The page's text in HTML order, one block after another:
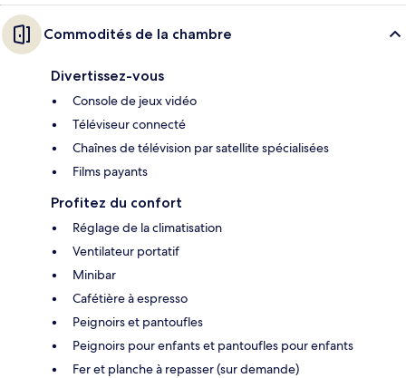
Commodités de la chambre
Divertissez-vous
Console de jeux vidéo
Téléviseur connecté
Chaînes de télévision par satellite spécialisées
Films payants
Profitez du confort
Réglage de la climatisation
Ventilateur portatif
Minibar
Cafétière à espresso
Peignoirs et pantoufles
Peignoirs pour enfants et pantoufles pour enfants
Fer et planche à repasser (sur demande)